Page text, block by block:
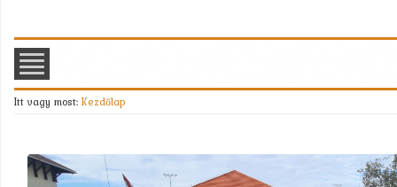
Itt vagy most: Kezdőlap